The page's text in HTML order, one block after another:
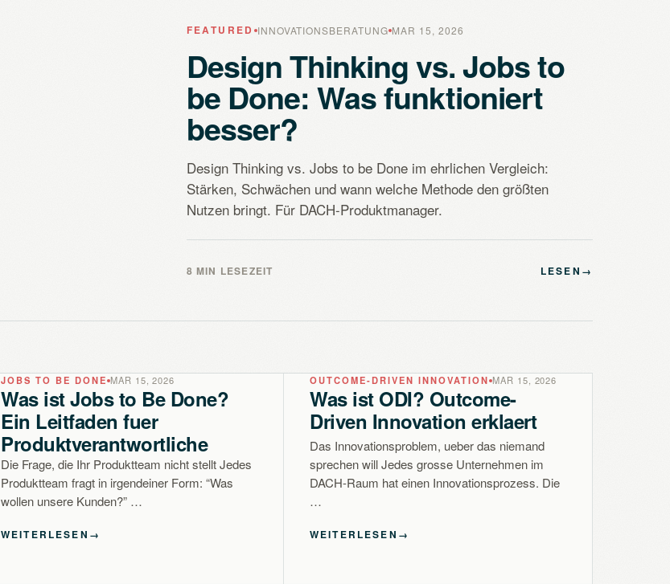
FEATURED INNOVATIONSBERATUNG MAR 15, 2026
Design Thinking vs. Jobs to
be Done: Was funktioniert
besser?
Design Thinking vs. Jobs to be Done im ehrlichen Vergleich:
Stärken, Schwächen und wann welche Methode den größten
Nutzen bringt. Für DACH-Produktmanager.
8 MIN LESEZEIT LESEN →
JOBS TO BE DONE MAR 15, 2026
Was ist Jobs to Be Done?
Ein Leitfaden fuer
Produktverantwortliche
Die Frage, die Ihr Produktteam nicht stellt Jedes
Produktteam fragt in irgendeiner Form: “Was
wollen unsere Kunden?” …
WEITERLESEN →
OUTCOME-DRIVEN INNOVATION MAR 15, 2026
Was ist ODI? Outcome-
Driven Innovation erklaert
Das Innovationsproblem, ueber das niemand
sprechen will Jedes grosse Unternehmen im
DACH-Raum hat einen Innovationsprozess. Die
…
WEITERLESEN →